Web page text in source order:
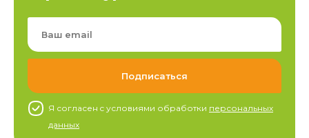
Я согласен c условиями обработки персональных
данных